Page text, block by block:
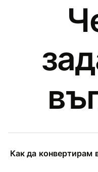
Как да конвертирам